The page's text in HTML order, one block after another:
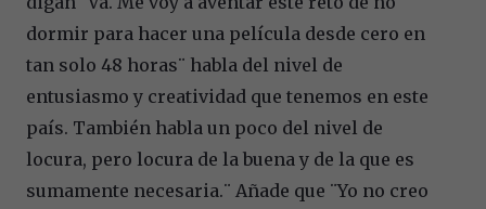
dormir para hacer una película desde cero en
tan solo 48 horas¨ habla del nivel de
entusiasmo y creatividad que tenemos en este
país. También habla un poco del nivel de
locura, pero locura de la buena y de la que es
sumamente necesaria.¨ Añade que ¨Yo no creo